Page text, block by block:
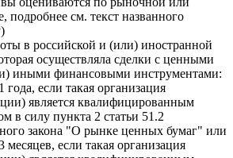
подробнее см. текст названного
в российской и (или) иностранной
осуществляла сделки с ценными
иными финансовыми инструментами:
года, если такая организация
является квалифицированным
в силу пункта 2 статьи 51.2
закона "О рынке ценных бумаг" или
месяцев, если такая организация